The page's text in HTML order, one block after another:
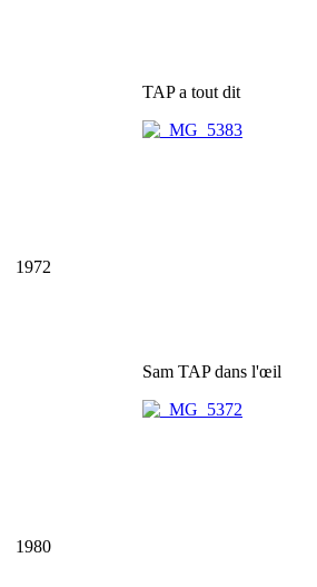
TAP a tout dit
1972
Sam TAP dans l'œil
1980